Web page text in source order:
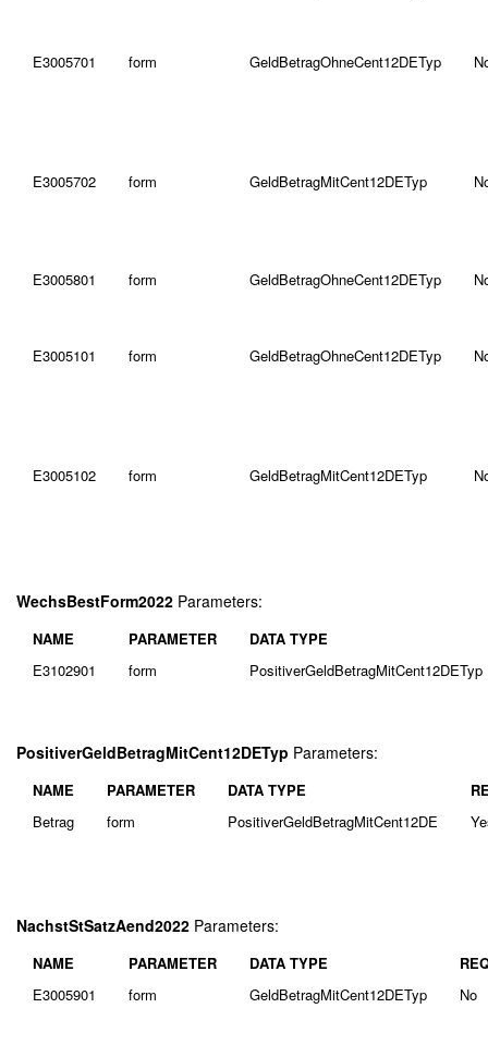
E3005701 form GeldBetragOhneCent12DETyp
E3005702 form GeldBetragMitCent12DETyp
E3005801 form GeldBetragOhneCent12DETyp
E3005101 form GeldBetragOhneCent12DETyp
E3005102 form GeldBetragMitCent12DETyp
WechsBestForm2022 Parameters:
NAME PARAMETER
DATA TYPE
E3102901
form PositiverGeldBetragMitCent12DETyp
PositiverGeldBetragMitCent12DETyp Parameters:
NAME PARAMETER DATA TYPE
Betrag
form PositiverGeldBetragMitCent12DE
NachstStSatzAend2022 Parameters:
NAME PARAMETER DATA TYPE
E3005901
form GeldBetragMitCent12DETyp No